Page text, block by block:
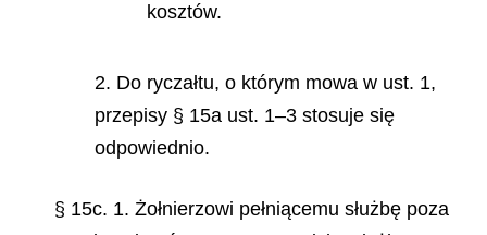
kosztów.
2. Do ryczałtu, o którym mowa w ust. 1,
przepisy § 15a ust. 1–3 stosuje się
odpowiednio.
§ 15c. 1. Żołnierzowi pełniącemu służbę poza